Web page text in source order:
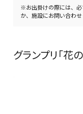
※お出掛けの際には、必
か、施設にお問い合わせ
グランプリ「